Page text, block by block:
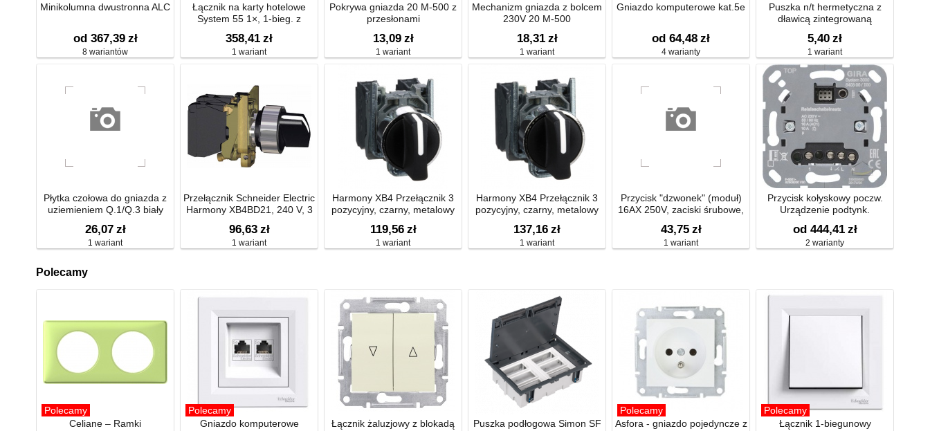
Minikolumna dwustronna ALC
od 367,39 zł
8 wariantów
Łącznik na karty hotelowe
System 55 1×, 1-bieg. z
uchwytami mocującymi
358,41 zł
1 wariant
Pokrywa gniazda 20 M-500 z
przesłonami
13,09 zł
1 wariant
Mechanizm gniazda z bolcem
230V 20 M-500
18,31 zł
1 wariant
Gniazdo komputerowe kat.5e
od 64,48 zł
4 warianty
Puszka n/t hermetyczna z
dławicą zintegrowaną
5,40 zł
1 wariant
Płytka czołowa do gniazda z
uziemieniem Q.1/Q.3 biały
26,07 zł
1 wariant
Przełącznik Schneider Electric
Harmony XB4BD21, 240 V, 3
96,63 zł
1 wariant
Harmony XB4 Przełącznik 3
pozycyjny, czarny, metalowy
119,56 zł
1 wariant
Harmony XB4 Przełącznik 3
pozycyjny, czarny, metalowy
137,16 zł
1 wariant
Przycisk "dzwonek" (moduł)
16AX 250V, zaciski śrubowe,
43,75 zł
1 wariant
Przycisk kołyskowy poczw.
Urządzenie podtynk.
od 444,41 zł
2 warianty
Polecamy
Polecamy
Celiane – Ramki
Polecamy
Gniazdo komputerowe
Łącznik żaluzjowy z blokadą
Puszka podłogowa Simon SF
Polecamy
Asfora - gniazdo pojedyncze z
Polecamy
Łącznik 1-biegunowy